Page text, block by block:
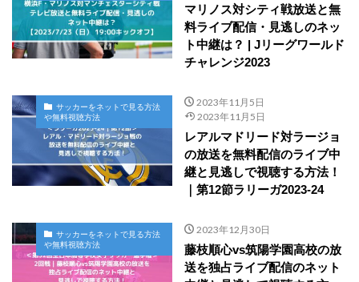
マリノス対シティ戦放送と無
料ライブ配信・見逃しのネッ
ト中継は？ | Jリーグワールド
チャレンジ2023
サッカーをネットで見る方法
や無料視聴方法
2023年11月5日
2023年11月5日
レアルマドリード対ラージョ
の放送を無料配信のライブ中
継と見逃しで視聴する方法！
｜第12節ラリーガ2023-24
サッカーをネットで見る方法
や無料視聴方法
2023年12月30日
藤枝順心vs筑陽学園高校の放
送を独占ライブ配信のネット